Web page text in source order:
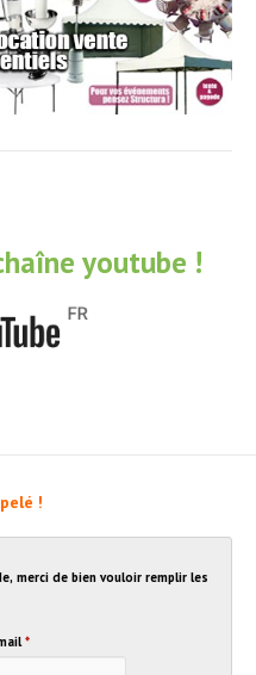
youtube !
!
merci de bien vouloir remplir les
*